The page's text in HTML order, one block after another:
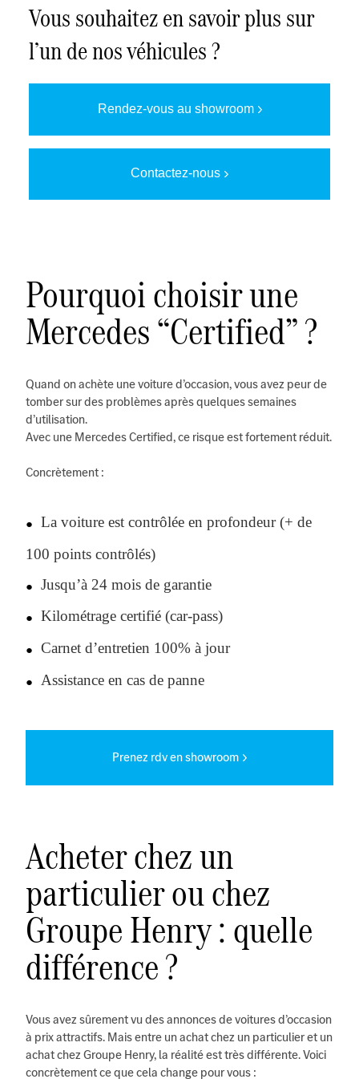
Faire un essai
Vous souhaitez en savoir plus sur
l’un de nos véhicules ?
Rendez-vous au showroom
Contactez-nous
Pourquoi choisir une
Mercedes “Certified” ?
Quand on achète une voiture d’occasion, vous avez peur de
tomber sur des problèmes après quelques semaines
d’utilisation.
Avec une Mercedes Certified, ce risque est fortement réduit.
Concrètement :
●
La voiture est contrôlée en profondeur (+ de
100 points contrôlés)
● Jusqu’à 24 mois de garantie
● Kilométrage certifié (car-pass)
● Carnet d’entretien 100% à jour
● Assistance en cas de panne
Prenez rdv en showroom
Acheter chez un
particulier ou chez
Groupe Henry : quelle
différence ?
Vous avez sûrement vu des annonces de voitures d’occasion
à prix attractifs. Mais entre un achat chez un particulier et un
achat chez Groupe Henry, la réalité est très différente. Voici
concrètement ce que cela change pour vous :